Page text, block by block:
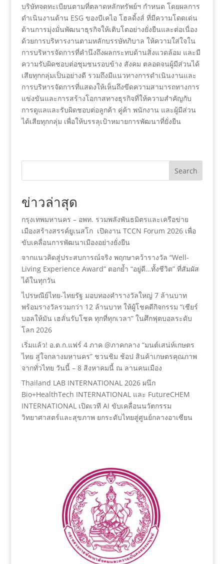
บริษัทจดทะเบียนตามที่ตลาดหลักทรัพย์ฯ กำหนด โดยผลการ
ดำเนินงานด้าน ESG ของบีเคไอ โฮลดิ้งส์ ที่มีความโดดเด่น
ด้านการมุ่งมั่นพัฒนาธุรกิจให้เติบโตอย่างยั่งยืนและต่อเนื่อง
ด้วยการบริหารงานตามหลักบรรษัทภิบาล ให้ความใส่ใจใน
การบริหารจัดการที่คำนึงถึงผลกระทบด้านสิ่งแวดล้อม และมี
ความรับผิดชอบต่อชุมชนรอบข้าง สังคม ตลอดจนผู้มีส่วนได้
เสียทุกกลุ่มเป็นอย่างดี รวมถึงมีแนวทางการดำเนินงานและ
การบริหารจัดการที่แสดงให้เห็นถึงขีดความสามารถทางการ
แข่งขันและการสร้างโอกาสทางธุรกิจที่ให้ความสำคัญกับ
การดูแลและรับผิดชอบต่อลูกค้า คู่ค้า พนักงาน และผู้มีส่วน
ได้เสียทุกกลุ่ม เพื่อให้บรรลุเป้าหมายการพัฒนาที่ยั่งยืน
Search
ข่าวล่าสุด
กรุงเทพมหานคร – อพท. รวมพลังพันธมิตรและเครือข่าย
เมืองสร้างสรรค์ยูเนสโก เปิดงาน TCCN Forum 2026 เพื่อ
ขับเคลื่อนการพัฒนาเมืองอย่างยั่งยืน
จากแนวคิดสู่ประสบการณ์จริง พฤกษาคว้ารางวัล “Well-
Living Experience Award” ตอกย้ำ “อยู่ดี…ทั้งชีวิต” ที่สัมผัส
ได้ในทุกวัน
ไปรษณีย์ไทย-ไทยรัฐ มอบทองคำรางวัลใหญ่ 7 ล้านบาท
พร้อมรางวัลรวมกว่า 12 ล้านบาท ให้ผู้โชคดีกิจกรรม “เชียร์
บอลให้มัน เฮลั่นรับโชค ทุกที่ทุกเวลา” ในศึกฟุตบอลระดับ
โลก 2026
เริ่มแล้ว! อ.ต.ก.แฟร์ 4 ภาค @ภาคกลาง “มนต์เสน่ห์เกษตร
ไทย สู่ใจกลางมหานคร” ชวนชิม ช้อป สินค้าเกษตรคุณภาพ
จากทั่วไทย วันนี้ – 8 สิงหาคมนี้ ณ ลานคนเมือง
Thailand LAB INTERNATIONAL 2026 ผนึก
Bio+HealthTech INTERNATIONAL และ FutureCHEM
INTERNATIONAL เปิดเวที AI ขับเคลื่อนนวัตกรรม
วิทยาศาสตร์และสุขภาพ ยกระดับไทยสู่ศูนย์กลางอาเซียน